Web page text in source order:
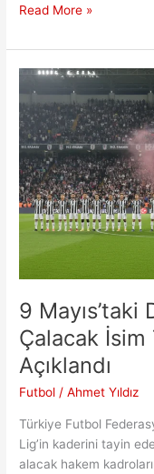
Atalanta
Devirdi:
ŞL
Bileti
Tehlike
Sınırında
Read More »
9
Çalacak İsim
Açıklandı
Futbol /Ahmet Yıldız
Türkiye Futbol
Lig’in kaderini tayin
alacak hakem